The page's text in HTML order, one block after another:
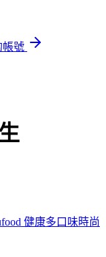
帳號
健康多口味時尚